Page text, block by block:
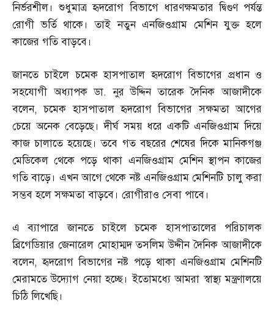
নির্ভরশীল। শুধুমাত্র হৃদরোগ বিভাগে ধারণক্ষমতার দ্বিগুণ পর্যন্ত
রোগী ভর্তি থাকে। তাই নতুন এনজিওগ্রাম মেশিন যুক্ত হলে
কাজের গতি বাড়বে।
জানতে চাইলে চমেক হাসপাতাল হৃদরোগ বিভাগের প্রধান ও
সহযোগী অধ্যাপক ডা.নুর উদ্দিন তারেক দৈনিক আজাদীকে
বলেন,চমেক হাসপাতাল হৃদরোগ বিভাগের সক্ষমতা আগের
চেয়ে অনেক বেড়েছে। দীর্ঘ সময় ধরে একটি এনজিওগ্রাম দিয়ে
কাজ চালাতে হয়েছে। তবে গত বছরের শেষের দিকে মানিকগঞ্জ
মেডিকেল থেকে পড়ে থাকা এনজিওগ্রাম মেশিন স্থাপন কাজের
গতি বাড়ে। এখন আগে থেকে নষ্ট এনজিওগ্রাম মেশিনটি চালু করা
সম্ভব হলে সক্ষমতা বাড়বে। রোগীরাও সেবা পাবে।
এ ব্যাপারে জানতে চাইলে চমেক হাসপাতালের পরিচালক
ব্রিগেডিয়ার জেনারেল মোহাম্মদ তসলিম উদ্দীন দৈনিক আজাদীকে
বলেন,হৃদরোগ বিভাগের নষ্ট পড়ে থাকা এনজিওগ্রাম মেশিনটি
মেরামতে উদ্যোগ নেয়া হচ্ছে। ইতোমধ্যে আমরা স্বাস্থ্য মন্ত্রণালয়ে
চিঠি লিখেছি।